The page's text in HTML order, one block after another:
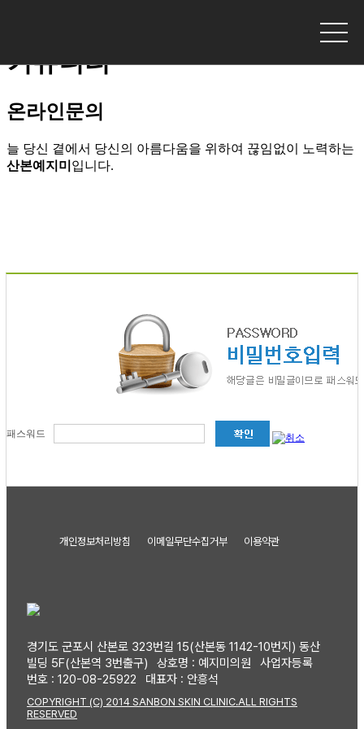
커뮤니티
온라인문의
늘 당신 곁에서 당신의 아름다움을 위하여 끊임없이 노력하는
산본예지미 입니다.
패스워드
개인정보처리방침 이메일무단수집거부 이용약관
경기도 군포시 산본로 323번길 15(산본동 1142-10번지) 동산
빌딩 5F(산본역 3번출구)
상호명 : 예지미의원
사업자등록
번호 : 120-08-25922
대표자 : 안흥석
COPYRIGHT (C) 2014 SANBON SKIN CLINIC.ALL RIGHTS
RESERVED